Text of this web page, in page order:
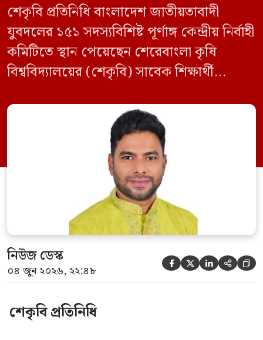
শেকৃবি প্রতিনিধি বাংলাদেশ জাতীয়তাবাদী
যুবদলের ১৫১ সদস্যবিশিষ্ট পূর্ণাঙ্গ কেন্দ্রীয় নির্বাহী
কমিটিতে স্থান পেয়েছেন শেরেবাংলা কৃষি
বিশ্ববিদ্যালয়ের (শেকৃবি) সাবেক শিক্ষার্থী
তাকে কেন্দ্রীয় কৃষি বিষয়ক সম্পাদক হিসেবে
দায়িত্ব দেওয়া হয়েছে। বৃহস্পতিবার বিএনপির
সিনিয়র যুগ্ম মহাসচিব রুহুল কবির রিজভী
স্বাক্ষরিত এক বিজ্ঞপ্তিতে নতুন কমিটির
অনুমোদনের বিষয়টি জানানো হয়। কমিটিতে
আব্দুল মোনায়েম মুন্নাকে সভাপতি […]
নিউজ ডেস্ক
০৪ জুন ২০২৬, ২২:৪৮     
শেকৃবি প্রতিনিধি